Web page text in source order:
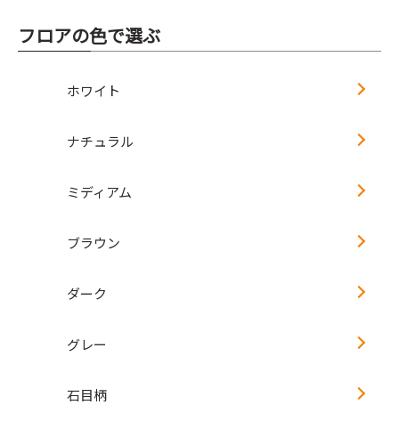
フロアの色で選ぶ
ホワイト
ナチュラル
ミディアム
ブラウン
ダーク
グレー
石目柄